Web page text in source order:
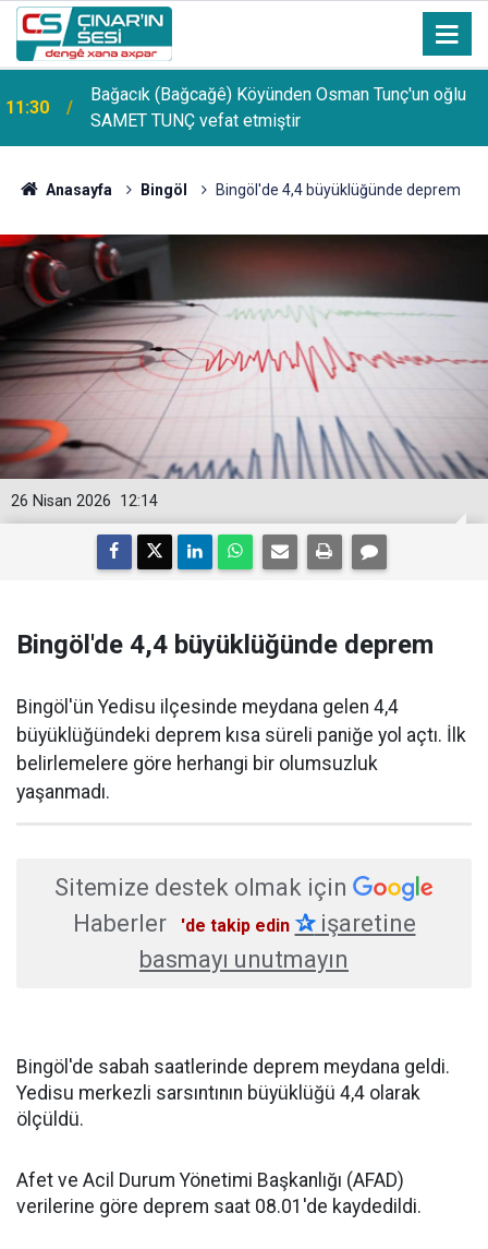
11:30
Bağacık (Bağcağê) Köyünden Osman Tunç'un oğlu
SAMET TUNÇ vefat etmiştir
Anasayfa Bingöl Bingöl'de 4,4 büyüklüğünde deprem
12:14
26 Nisan 2026
Bingöl'de 4,4 büyüklüğünde deprem
Bingöl'ün Yedisu ilçesinde meydana gelen 4,4
büyüklüğündeki deprem kısa süreli paniğe yol açtı. İlk
belirlemelere göre herhangi bir olumsuzluk
yaşanmadı.
Sitemize destek olmak için
Haberler
'de takip edin ✰işaretine
basmayı unutmayın
Bingöl'de sabah saatlerinde deprem meydana geldi.
Yedisu merkezli sarsıntının büyüklüğü 4,4 olarak
ölçüldü.
Afet ve Acil Durum Yönetimi Başkanlığı (AFAD)
verilerine göre deprem saat 08.01'de kaydedildi.